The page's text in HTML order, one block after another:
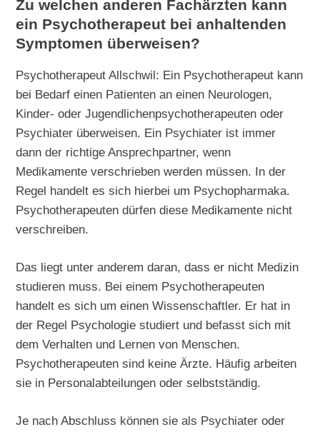
Zu welchen anderen Fachärzten kann
ein Psychotherapeut bei anhaltenden
Symptomen überweisen?
Psychotherapeut Allschwil: Ein Psychotherapeut kann
bei Bedarf einen Patienten an einen Neurologen,
Kinder- oder Jugendlichenpsychotherapeuten oder
Psychiater überweisen. Ein Psychiater ist immer
dann der richtige Ansprechpartner, wenn
Medikamente verschrieben werden müssen. In der
Regel handelt es sich hierbei um Psychopharmaka.
Psychotherapeuten dürfen diese Medikamente nicht
verschreiben.
Das liegt unter anderem daran, dass er nicht Medizin
studieren muss. Bei einem Psychotherapeuten
handelt es sich um einen Wissenschaftler. Er hat in
der Regel Psychologie studiert und befasst sich mit
dem Verhalten und Lernen von Menschen.
Psychotherapeuten sind keine Ärzte. Häufig arbeiten
sie in Personalabteilungen oder selbstständig.
Je nach Abschluss können sie als Psychiater oder